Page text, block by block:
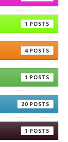
1
4
1
20
1